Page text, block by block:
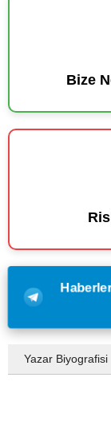
Bize
Yazar Biyografisi